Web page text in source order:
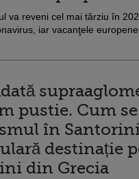
va reveni cel mai târziu în
iar vacanţele
pustie. Cum
în
destinație
din Grecia